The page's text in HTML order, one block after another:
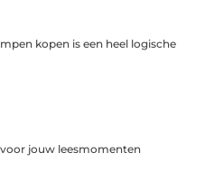
kopen is een heel logische
jouw leesmomenten